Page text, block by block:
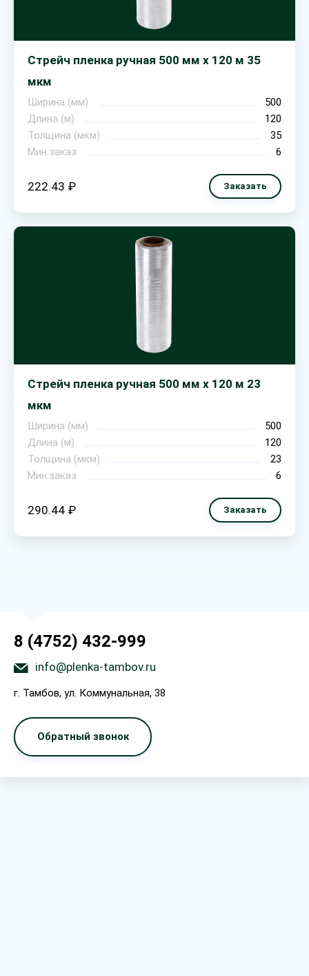
Стрейч пленка ручная 500 мм х 120 м 35
мкм
Ширина (мм)
500
Длина (м)
120
Толщина (мкм)
35
Мин.заказ
6
222.43 ₽ Заказать
Стрейч пленка ручная 500 мм х 120 м 23
мкм
Ширина (мм)
500
Длина (м)
120
Толщина (мкм)
23
Мин.заказ
6
290.44 ₽ Заказать
8 (4752) 432-999
info@plenka-tambov.ru
г. Тамбов, ул. Коммунальная, 38
Обратный звонок